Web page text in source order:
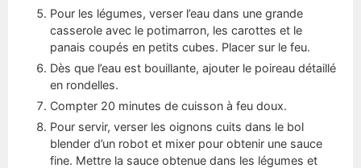
Pour les légumes, verser l’eau dans une grande
casserole avec le potimarron, les carottes et le
panais coupés en petits cubes. Placer sur le feu.
Dès que l’eau est bouillante, ajouter le poireau détaillé
en rondelles.
Compter 20 minutes de cuisson à feu doux.
Pour servir, verser les oignons cuits dans le bol
blender d’un robot et mixer pour obtenir une sauce
fine. Mettre la sauce obtenue dans les légumes et